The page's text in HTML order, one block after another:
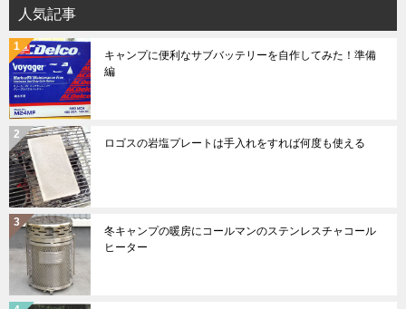
人気記事
キャンプに便利なサブバッテリーを自作してみた！準備
編
ロゴスの岩塩プレートは手入れをすれば何度も使える
冬キャンプの暖房にコールマンのステンレスチャコール
ヒーター